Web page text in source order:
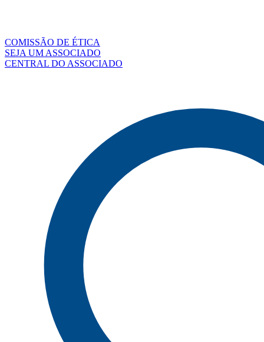
COMISSÃO DE ÉTICA
SEJA UM ASSOCIADO
CENTRAL DO ASSOCIADO